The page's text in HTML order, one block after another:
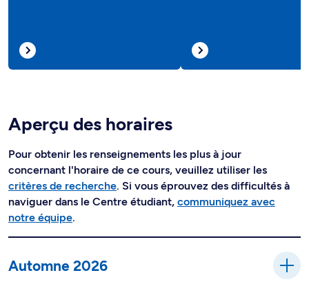
Aperçu des horaires
Pour obtenir les renseignements les plus à jour
concernant l'horaire de ce cours, veuillez utiliser les
critères de recherche. Si vous éprouvez des difficultés à
naviguer dans le Centre étudiant, communiquez avec
notre équipe.
Automne 2026